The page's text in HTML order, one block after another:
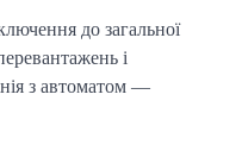
до загальної
і
з автоматом —